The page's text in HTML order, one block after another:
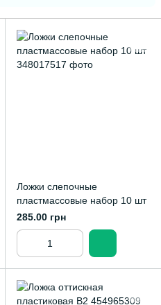
Ложки слепочные
пластмассовые набор 10 шт
285.00 грн